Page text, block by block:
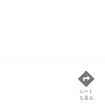
ルート
を見る